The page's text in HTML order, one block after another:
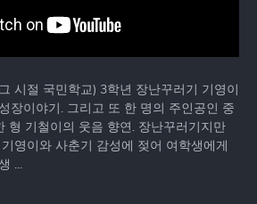
시절 국민학교) 3학년 장난꾸러기 기영이
장이야기. 그리고 또 한 명의 주인공인 중
형 기철이의 웃음 향연. 장난꾸러기지만
영이와 사춘기 감성에 젖어 여학생에게
...